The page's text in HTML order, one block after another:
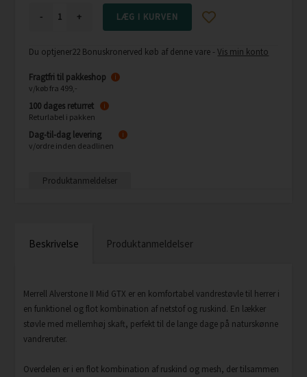
- +
Du optjener22 Bonuskronerved køb af denne vare -Vis min konto
Fragtfri til pakkeshop
v/køb fra 499,-
i
100 dages returret
Returlabel i pakken
i
Dag-til-dag levering
v/ordre inden deadlinen
i
Produktanmeldelser
Beskrivelse Produktanmeldelser
Merrell Alverstone II Mid GTX er en komfortabel vandrestøvle til herrer i
en funktionel og flot kombination af netstof og ruskind. En lækker
støvle med mellemhøj skaft, perfekt til de lange dage på naturskønne
vandreruter.
Overdelen er i en flot kombination af ruskind og mesh, der tilsammen